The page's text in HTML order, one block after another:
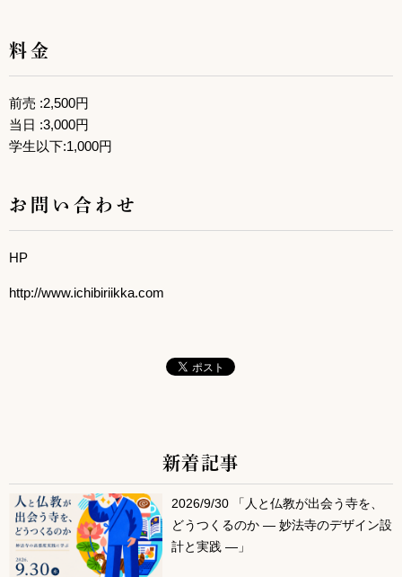
料金
前売 :2,500円
当日 :3,000円
学生以下:1,000円
お問い合わせ
HP
http://www.ichibiriikka.com
サブコンテンツ
新着記事
2026/9/30 「人と仏教が出会う寺を、
どうつくるのか ― 妙法寺のデザイン設
計と実践 ―」